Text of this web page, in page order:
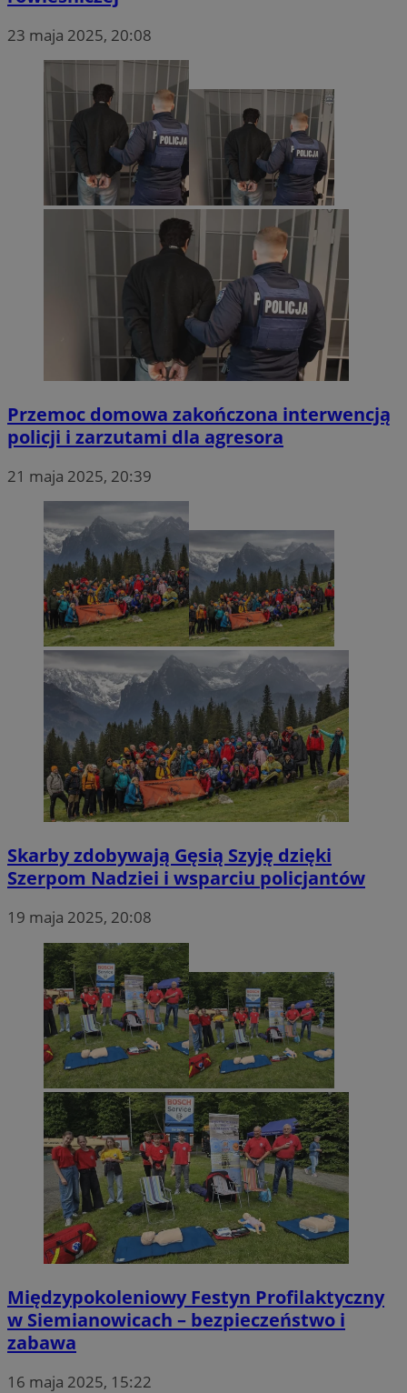
23 maja 2025, 20:08
Przemoc domowa zakończona interwencją
policji i zarzutami dla agresora
21 maja 2025, 20:39
Skarby zdobywają Gęsią Szyję dzięki
Szerpom Nadziei i wsparciu policjantów
19 maja 2025, 20:08
Międzypokoleniowy Festyn Profilaktyczny
w Siemianowicach – bezpieczeństwo i
zabawa
16 maja 2025, 15:22